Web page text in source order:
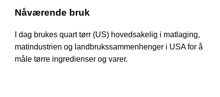
Nåværende bruk
I dag brukes quart tørr (US) hovedsakelig i matlaging,
matindustrien og landbrukssammenhenger i USA for å
måle tørre ingredienser og varer.